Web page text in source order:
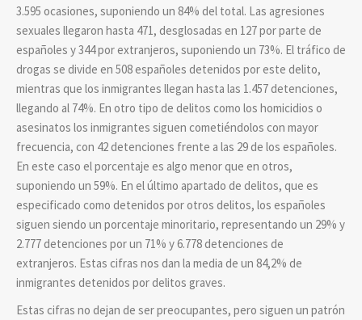
3.595 ocasiones, suponiendo un 84% del total. Las agresiones
sexuales llegaron hasta 471, desglosadas en 127 por parte de
españoles y 344 por extranjeros, suponiendo un 73%. El tráfico de
drogas se divide en 508 españoles detenidos por este delito,
mientras que los inmigrantes llegan hasta las 1.457 detenciones,
llegando al 74%. En otro tipo de delitos como los homicidios o
asesinatos los inmigrantes siguen cometiéndolos con mayor
frecuencia, con 42 detenciones frente a las 29 de los españoles.
En este caso el porcentaje es algo menor que en otros,
suponiendo un 59%. En el último apartado de delitos, que es
especificado como detenidos por otros delitos, los españoles
siguen siendo un porcentaje minoritario, representando un 29% y
2.777 detenciones por un 71% y 6.778 detenciones de
extranjeros. Estas cifras nos dan la media de un 84,2% de
inmigrantes detenidos por delitos graves.
Estas cifras no dejan de ser preocupantes, pero siguen un patrón